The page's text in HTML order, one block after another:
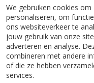
We gebruiken cookies
personaliseren, om
ons websiteverkeer te
jouw gebruik van onze
adverteren en analyse.
combineren met andere
of die ze hebben
services.
Kerst
Kerstbomen
Tuinmeubelen